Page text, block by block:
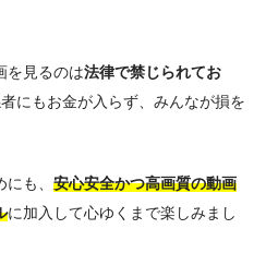
を見るのは法律で禁じられてお
にもお金が入らず、みんなが損を
も、 安心安全かつ高画質の動画
に加入して心ゆくまで楽しみまし